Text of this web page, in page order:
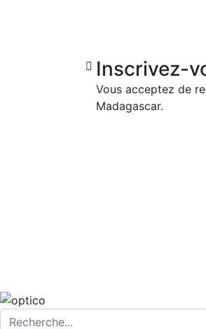
Inscrivez-
Vous acceptez de
Madagascar.